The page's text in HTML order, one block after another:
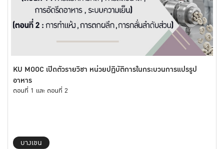
KU MOOC เปิดตัวรายวิชา หน่วยปฏิบัติการในกระบวนการแปรรูป
อาหาร
ตอนที่ 1 และ ตอนที่ 2
บางเขน